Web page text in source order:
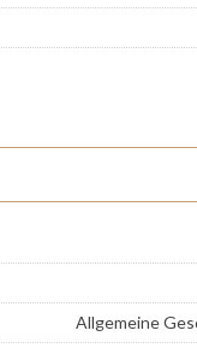
Allgemeine